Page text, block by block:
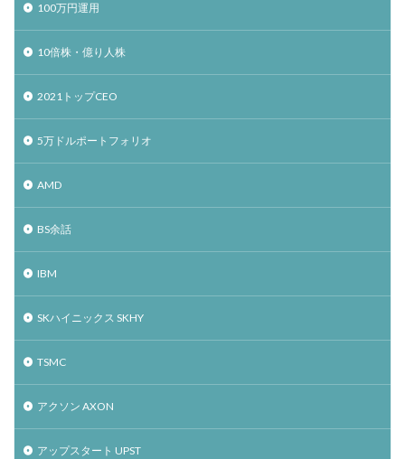
100万円運用
10倍株・億り人株
2021トップCEO
5万ドルポートフォリオ
AMD
BS余話
IBM
SKハイニックス SKHY
TSMC
アクソン AXON
アップスタート UPST